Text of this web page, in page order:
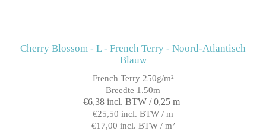
Cherry Blossom - L - French Terry - Noord-Atlantisch
Blauw
French Terry 250g/m²
Breedte 1.50m
€6,38 incl. BTW / 0,25 m
€25,50 incl. BTW / m
€17,00 incl. BTW / m²